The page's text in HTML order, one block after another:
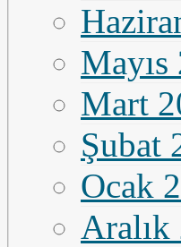
Mayıs
Mart
Şubat
Ocak
Aralık